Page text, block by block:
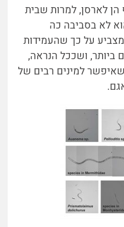
הן לארסן, למרות שבית
לא בסביבה כה
על כך שהעמידות
ביותר, ושככל הנראה,
שאיפשר למינים רבים של